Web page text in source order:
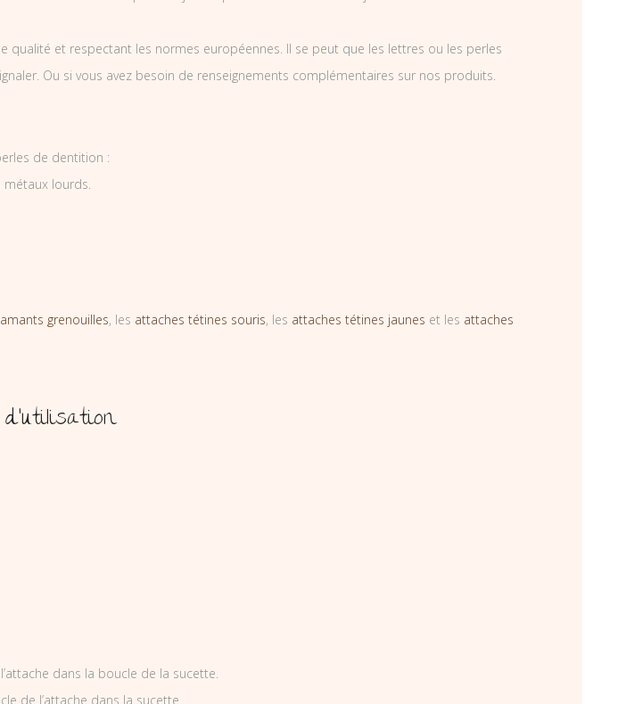
et respectant les normes européennes. Il se peut que les lettres ou les perles
Ou si vous avez besoin de renseignements complémentaires sur nos produits.
de dentition :
lourds.
grenouilles, les attaches tétines souris, les attaches tétines jaunes et les attaches
dans la boucle de la sucette.
de l’attache dans la sucette